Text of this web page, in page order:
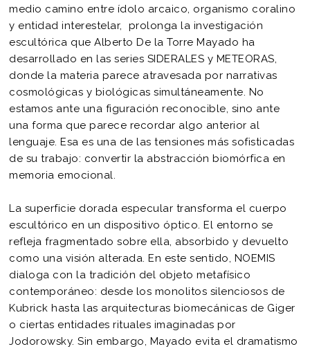
medio camino entre ídolo arcaico, organismo coralino
y entidad interestelar, prolonga la investigación
escultórica que Alberto De la Torre Mayado ha
desarrollado en las series SIDERALES y METEORAS,
donde la materia parece atravesada por narrativas
cosmológicas y biológicas simultáneamente. No
estamos ante una figuración reconocible, sino ante
una forma que parece recordar algo anterior al
lenguaje. Esa es una de las tensiones más sofisticadas
de su trabajo: convertir la abstracción biomórfica en
memoria emocional.
La superficie dorada especular transforma el cuerpo
escultórico en un dispositivo óptico. El entorno se
refleja fragmentado sobre ella, absorbido y devuelto
como una visión alterada. En este sentido, NOEMIS
dialoga con la tradición del objeto metafísico
contemporáneo: desde los monolitos silenciosos de
Kubrick hasta las arquitecturas biomecánicas de Giger
o ciertas entidades rituales imaginadas por
Jodorowsky. Sin embargo, Mayado evita el dramatismo